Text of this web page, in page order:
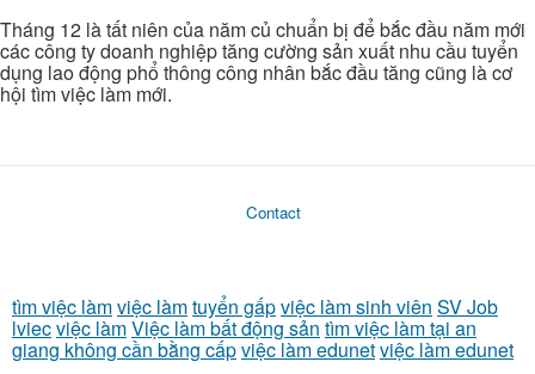
Tháng 12 là tất niên của năm củ chuẩn bị để bắc đầu năm mới
các công ty doanh nghiệp tăng cường sản xuất nhu cầu tuyển
dụng lao động phổ thông công nhân bắc đầu tăng cũng là cơ
hội tìm việc làm mới.
Contact
tìm việc làmviệc làmtuyển gấpviệc làm sinh viên SV Job
lviecviệc làmViệc làm bất động sản tìm việc làm tại an
giang không cần bằng cấpviệc làm edunetviệc làm edunet